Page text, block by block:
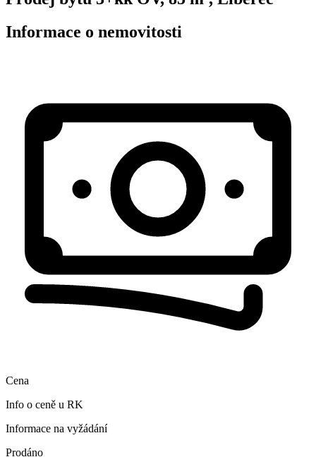
Informace o nemovitosti
Cena
Info o ceně u RK
Informace na vyžádání
Prodáno